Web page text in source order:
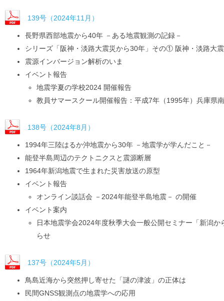
139号（2024年11月）
長野県西部地震から40年 －ある地震観測の記録－
シリーズ「阪神・淡路大震災から30年」その① 阪神・淡路大
震源インバージョン解析のいま
イベント報告
地震学夏の学校2024 開催報告
教員サマースクール開催報告：平成7年（1995年）兵庫県
138号（2024年8月）
1994年三陸はるか沖地震から30年 －地震学が学んだこと－
能登半島周辺のテクトニクスと震源断層
1964年新潟地震で生まれた災害放送の原型
イベント報告
オンライン談話会 －2024年能登半島地震－ の開催
イベント案内
日本地震学会2024年度秋季大会一般公開セミナー「新潟
らせ
137号（2024年5月）
鳥島近海から突然押し寄せた「謎の津波」の正体は
民間GNSS観測点の地震学への応用